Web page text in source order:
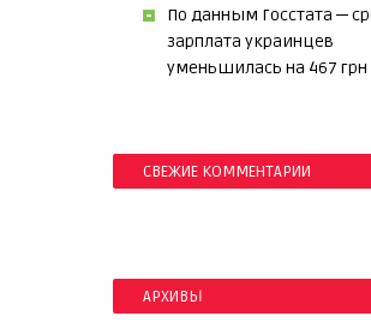
По данным Госстата ─
зарплата украинцев
уменьшилась на 467 грн
СВЕЖИЕ КОММЕНТАРИИ
АРХИВЫ